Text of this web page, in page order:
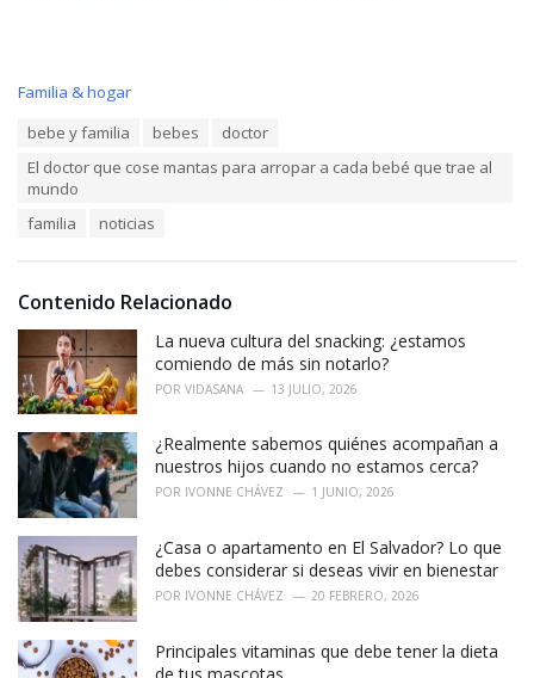
C
:
Familia & hogar
bebe y familia bebes
doctor
El doctor que cose mantas para arropar a cada bebé que trae al
mundo
familia
noticias
Contenido Relacionado
La nueva cultura del snacking: ¿estamos
comiendo de más sin notarlo?
POR VIDASANA 13 JULIO, 2026
¿Realmente sabemos quiénes acompañan a
nuestros hijos cuando no estamos cerca?
POR IVONNE CHÁVEZ 1 JUNIO, 2026
¿Casa o apartamento en El Salvador? Lo que
debes considerar si deseas vivir en bienestar
POR IVONNE CHÁVEZ 20 FEBRERO, 2026
Principales vitaminas que debe tener la dieta
de tus mascotas